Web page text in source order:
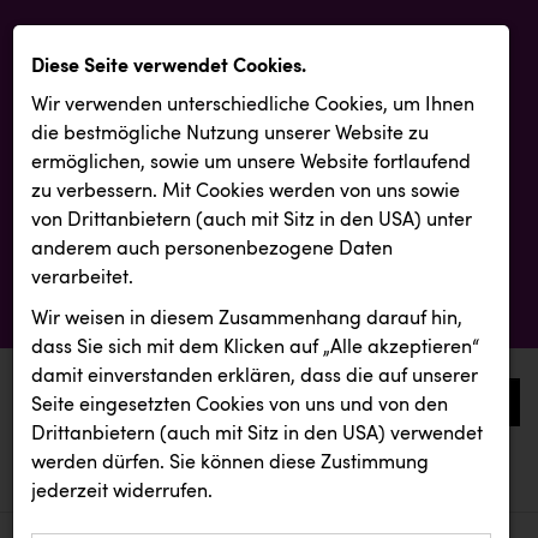
0
aktuelle aussendungen
aktuelle aussendungen
Diese Seite verwendet Cookies.
Wir verwenden unterschiedliche Cookies, um Ihnen
die best­mögliche Nutzung unserer Website zu
ermöglichen, sowie um unsere Website fortlaufend
zu verbessern. Mit Cookies werden von uns sowie
von Drittanbietern (auch mit Sitz in den USA) unter
anderem auch personenbezogene Daten
verarbeitet.
Wir weisen in diesem Zusammenhang darauf hin,
dass Sie sich mit dem Klicken auf „Alle akzeptieren“
damit ein­ver­standen erklären, dass die auf unserer
Seite eingesetzten Cookies von uns und von den
Drittanbietern (auch mit Sitz in den USA) verwendet
werden dürfen. Sie können diese Zustimmung
jederzeit widerrufen.